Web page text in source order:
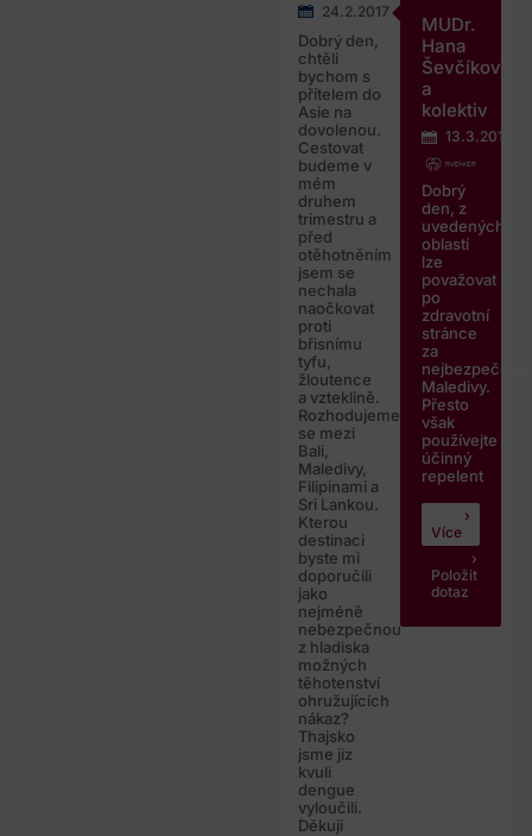
24.2.2017
Dobrý den,
chtěli
bychom s
přítelem do
Asie na
dovolenou.
Cestovat
budeme v
mém
druhem
trimestru a
před
otěhotněním
jsem se
nechala
naočkovat
proti
břisnímu
tyfu,
žloutence
a vzteklině.
Rozhodujeme
se mezi
Bali,
Maledivy,
Filipinami a
Sri Lankou.
Kterou
destinaci
byste mi
doporučili
jako
nejméně
nebezpečnou
z hladiska
možných
těhotenství
ohružujících
nákaz?
Thajsko
jsme jiz
kvuli
dengue
vyloučili.
Děkuji
MUDr.
Hana
Ševčíková
a
kolektiv
13.3.2017
Dobrý
den, z
uvedených
oblastí
lze
považovat
po
zdravotní
stránce
za
Maledivy.
Přesto
však
používejte
účinný
repelent
Více
Položit
dotaz